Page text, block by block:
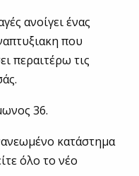
ανοίγει ένας
που
περαιτέρω τις
36.
κατάστημα
όλο το νέο